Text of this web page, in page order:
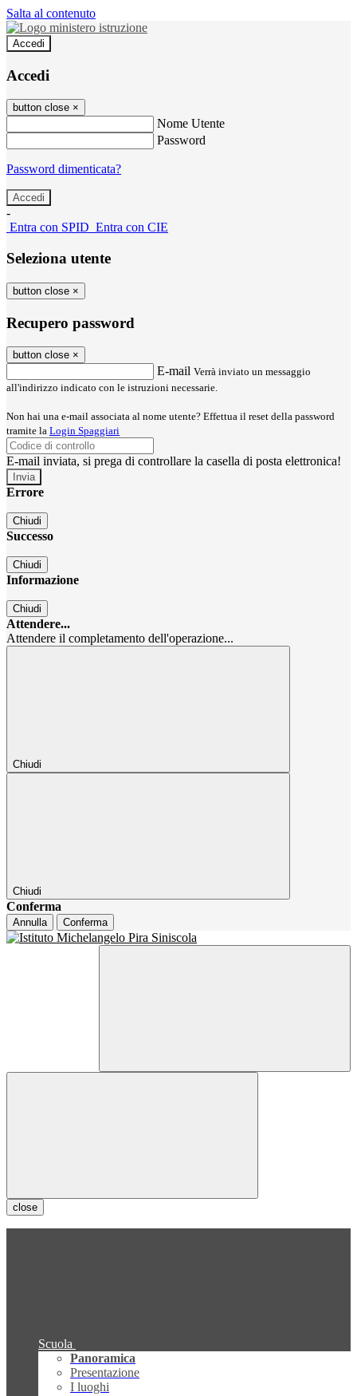
Salta al contenuto
Accedi
Accedi
button close ×
Nome Utente
Password
Password dimenticata?
-
Entra con SPID Entra con CIE
Seleziona utente
button close ×
Recupero password
button close ×
E-mail Verrà inviato un messaggio
all'indirizzo indicato con le istruzioni necessarie.
Non hai una e-mail associata al nome utente? Effettua il reset della password
tramite la Login Spaggiari
E-mail inviata, si prega di controllare la casella di posta elettronica!
Errore
Chiudi
Successo
Chiudi
Informazione
Chiudi
Attendere...
Attendere il completamento dell'operazione...
Chiudi
Chiudi
Conferma
Annulla Conferma
close
Scuola
Panoramica
Presentazione
I luoghi